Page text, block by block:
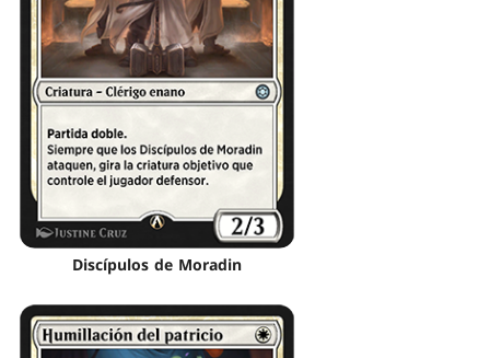
Discípulos de Moradin